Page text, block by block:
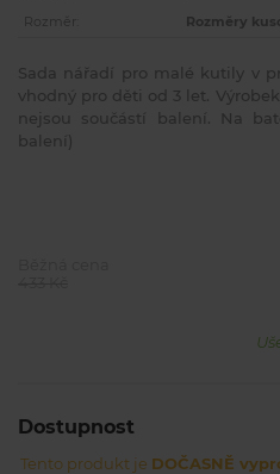
Rozměr:
Rozměry
Sada nářadí pro malé kutily v
vhodný pro děti od 3 let.
nejsou součástí balení. Na
balení)
Dostupnost
Tento produkt je DOČASNĚ